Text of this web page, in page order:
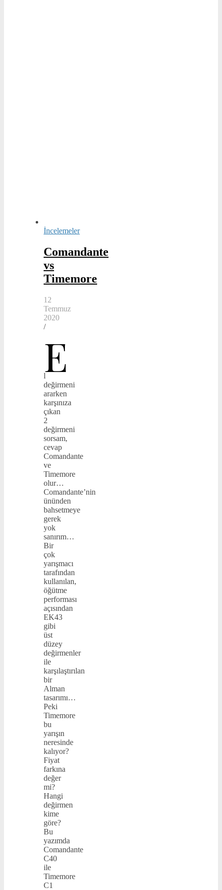
İncelemeler
Comandante
vs
Timemore
12
Temmuz
2020
/
E
l
değirmeni
ararken
karşınıza
çıkan
2
değirmeni
sorsam,
cevap
Comandante
ve
Timemore
olur…
Comandante’nin
ününden
bahsetmeye
gerek
yok
sanırım…
Bir
çok
yarışmacı
tarafından
kullanılan,
öğütme
performası
açısından
EK43
gibi
üst
düzey
değirmenler
ile
karşılaştırılan
bir
Alman
tasarımı…
Peki
Timemore
bu
yarışın
neresinde
kalıyor?
Fiyat
farkına
değer
mi?
Hangi
değirmen
kime
göre?
Bu
yazımda
Comandante
C40
ile
Timemore
C1